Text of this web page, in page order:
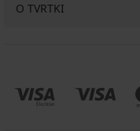
O TVRTKI